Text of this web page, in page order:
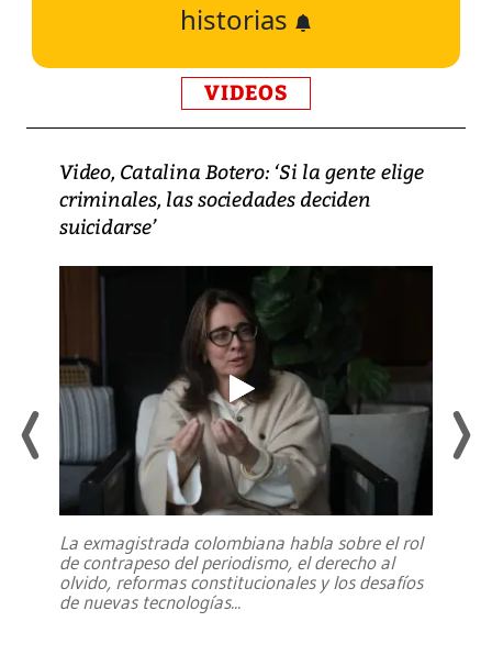
historias
VIDEOS
Video, Catalina Botero: ‘Si la gente elige
criminales, las sociedades deciden
suicidarse’
La exmagistrada colombiana habla sobre el rol
de contrapeso del periodismo, el derecho al
olvido, reformas constitucionales y los desafíos
de nuevas tecnologías...